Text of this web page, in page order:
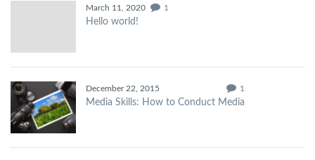
March 11, 2020 1
Hello world!
December 22, 2015 1
Media Skills: How to Conduct Media